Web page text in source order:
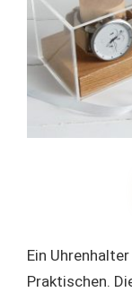
Ein
Praktischen.